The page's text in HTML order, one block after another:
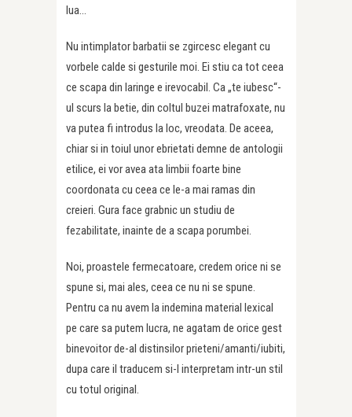
lua…
Nu intimplator barbatii se zgircesc elegant cu
vorbele calde si gesturile moi. Ei stiu ca tot ceea
ce scapa din laringe e irevocabil. Ca „te iubesc“-
ul scurs la betie, din coltul buzei matrafoxate, nu
va putea fi introdus la loc, vreodata. De aceea,
chiar si in toiul unor ebrietati demne de antologii
etilice, ei vor avea ata limbii foarte bine
coordonata cu ceea ce le-a mai ramas din
creieri. Gura face grabnic un studiu de
fezabilitate, inainte de a scapa porumbei.
Noi, proastele fermecatoare, credem orice ni se
spune si, mai ales, ceea ce nu ni se spune.
Pentru ca nu avem la indemina material lexical
pe care sa putem lucra, ne agatam de orice gest
binevoitor de-al distinsilor prieteni/amanti/iubiti,
dupa care il traducem si-l interpretam intr-un stil
cu totul original.